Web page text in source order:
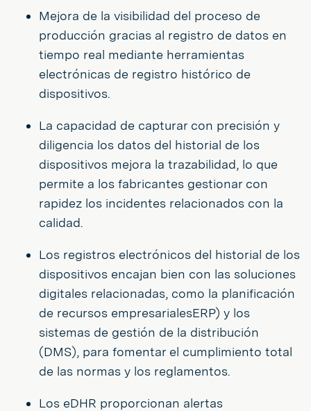
Mejora de la visibilidad del proceso de
producción gracias al registro de datos en
tiempo real mediante herramientas
electrónicas de registro histórico de
dispositivos.
La capacidad de capturar con precisión y
diligencia los datos del historial de los
dispositivos mejora la trazabilidad, lo que
permite a los fabricantes gestionar con
rapidez los incidentes relacionados con la
calidad.
Los registros electrónicos del historial de los
dispositivos encajan bien con las soluciones
digitales relacionadas, como la planificación
de recursos empresarialesERP) y los
sistemas de gestión de la distribución
(DMS), para fomentar el cumplimiento total
de las normas y los reglamentos.
Los eDHR proporcionan alertas